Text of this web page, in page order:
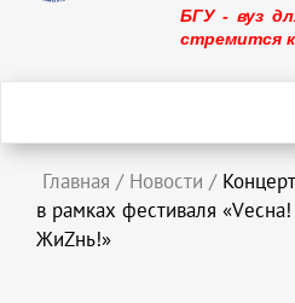
БГУ - вуз
стремится
Главная / Новости /
в рамках фестиваля
ЖиZнь!»